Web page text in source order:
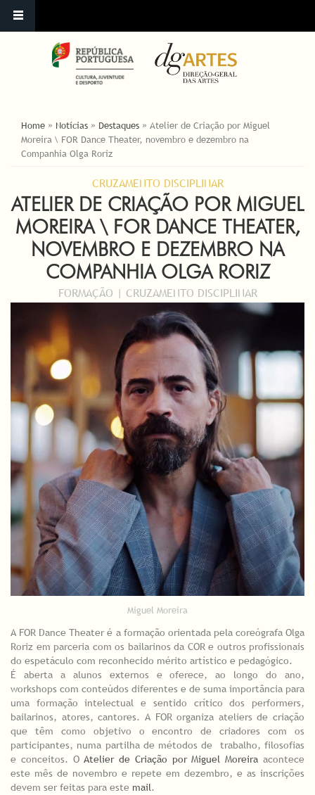
ESTÁ AQUI
Home » Notícias » Destaques » Atelier de Criação por Miguel
Moreira \ FOR Dance Theater, novembro e dezembro na
Companhia Olga Roriz
CRUZAMENTO DISCIPLINAR
ATELIER DE CRIAÇÃO POR MIGUEL
MOREIRA \ FOR DANCE THEATER,
NOVEMBRO E DEZEMBRO NA
COMPANHIA OLGA RORIZ
FORMAÇÃO | CRUZAMENTO DISCIPLINAR
Miguel Moreira
A FOR Dance Theater é a formação orientada pela coreógrafa Olga
Roriz em parceria com os bailarinos da COR e outros profissionais
do espetáculo com reconhecido mérito artístico e pedagógico.
É aberta a alunos externos e oferece, ao longo do ano,
workshops com conteúdos diferentes e de suma importância para
uma formação intelectual e sentido crítico dos performers,
bailarinos, atores, cantores. A FOR organiza ateliers de criação
que têm como objetivo o encontro de criadores com os
participantes, numa partilha de métodos de trabalho, filosofias
e conceitos. OAtelier de Criação por Miguel Moreira acontece
este mês de novembro e repete em dezembro, e as inscrições
devem ser feitas para este mail.